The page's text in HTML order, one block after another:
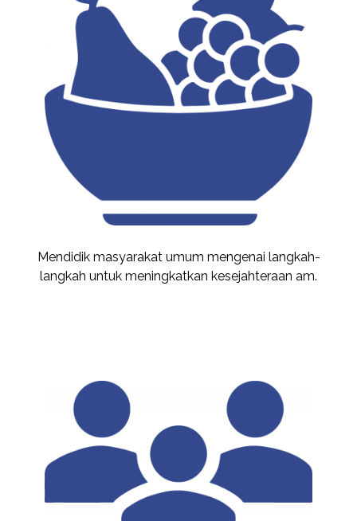
Mendidik masyarakat umum mengenai langkah-
langkah untuk meningkatkan kesejahteraan am.